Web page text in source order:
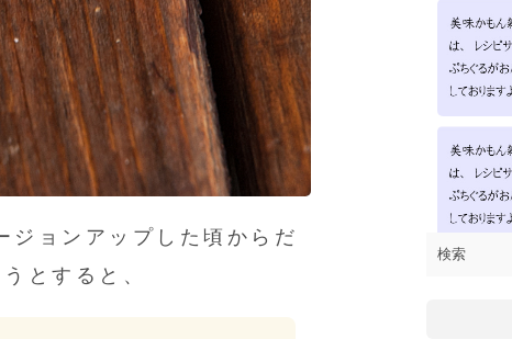
ョンアップした頃からだ
とすると、